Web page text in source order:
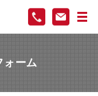
メ
ォーム